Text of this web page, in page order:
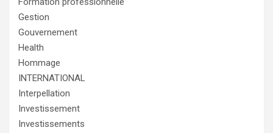
Gestion
Gouvernement
Health
Hommage
INTERNATIONAL
Interpellation
Investissement
Investissements